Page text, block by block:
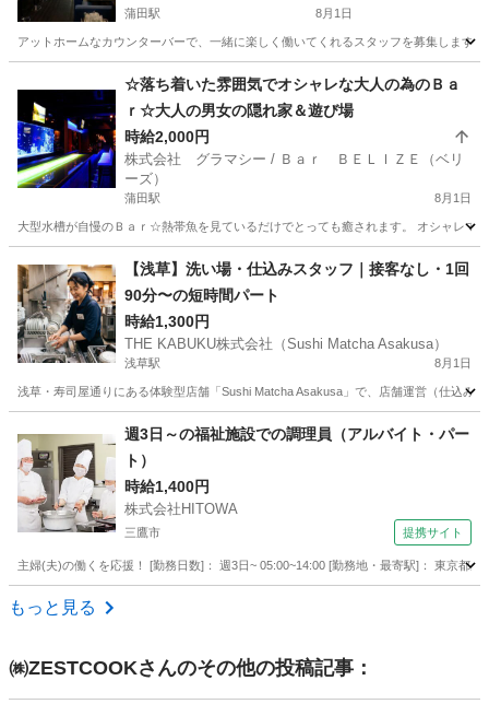
蒲田駅 8月1日
アットホームなカウンターバーで、一緒に楽しく働いてくれるスタッフを募集します
蒲田駅 バーテンダー スタッフ
☆落ち着いた雰囲気でオシャレな大人の為のＢａ
ｒ☆大人の男女の隠れ家＆遊び場
時給2,000円
株式会社 グラマシー / Ｂａｒ ＢＥＬＩＺＥ（ベリ
ーズ）
蒲田駅 8月1日
大型水槽が自慢のＢａｒ☆熱帯魚を見ているだけでとっても癒されます。 オシャレで
蒲田駅 その他 大人
【浅草】洗い場・仕込みスタッフ｜接客なし・1回
90分〜の短時間パート
時給1,300円
THE KABUKU株式会社（Sushi Matcha Asakusa）
浅草駅 8月1日
浅草・寿司屋通りにある体験型店舗「Sushi Matcha Asakusa」で、店舗運営（仕込み
浅草駅 キッチン
週3日～の福祉施設での調理員（アルバイト・パー
ト）
時給1,400円
株式会社HITOWA
三鷹市 提携サイト
主婦(夫)の働くを応援！ [勤務日数]： 週3日~ 05:00~14:00 [勤務地・最寄駅]： 東京都
東京 三鷹市
もっと見る
㈱ZESTCOOKさんのその他の投稿記事：